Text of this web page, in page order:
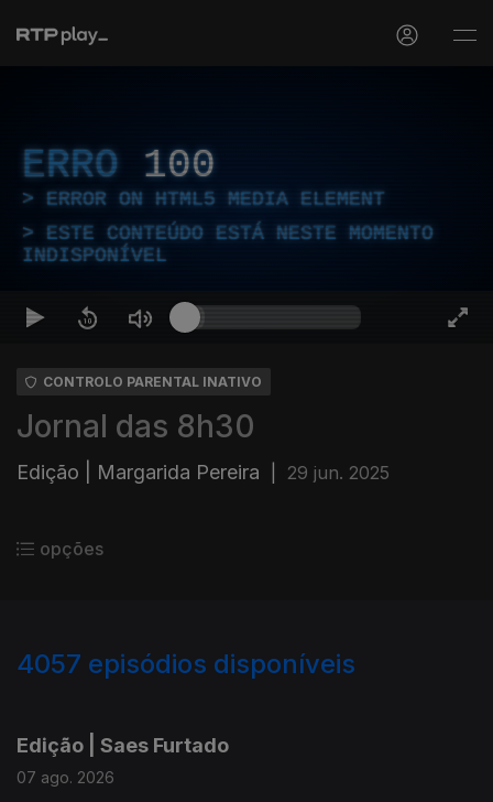
ERRO 100
ERROR ON HTML5 MEDIA ELEMENT
ESTE CONTEÚDO ESTÁ NESTE MOMENTO
INDISPONÍVEL
CONTROLO PARENTAL INATIVO
Jornal das 8h30
Edição | Margarida Pereira 29 jun. 2025
opções
4057 episódios disponíveis
Edição | Saes Furtado
07 ago. 2026